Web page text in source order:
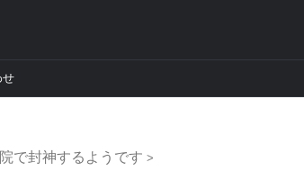
せ
で封神するようです >